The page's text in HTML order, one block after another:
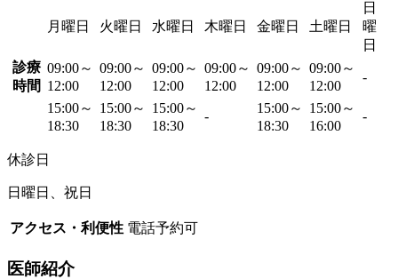
月曜日 火曜日 水曜日 木曜日 金曜日 土曜日
日
曜
日
診療
時間
09:00～
12:00
09:00～
12:00
09:00～
12:00
09:00～
12:00
09:00～
12:00
09:00～
12:00
-
15:00～
18:30
15:00～
18:30
15:00～
18:30
-
15:00～
18:30
15:00～
16:00
-
休診日
日曜日、祝日
アクセス・利便性 電話予約可
医師紹介